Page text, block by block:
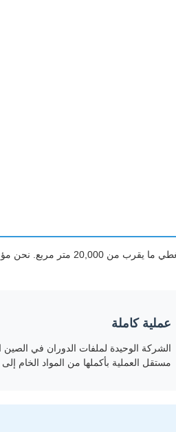
- تأسست في 21 يناير 2019، نحن مصنع لأدوات القطع المصنوعة من
عملية كاملة
الشركة الوحيدة لملفات الدوران في الصين
مستقل العملية بأكملها من المواد الخام إلى